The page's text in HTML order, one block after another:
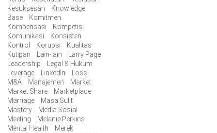
Kesuksesan
Knowledge
Base
Komitmen
Kompensasi
Kompetisi
Komunikasi
Konsisten
Kontrol
Korupsi
Kualitas
Kutipan
Lain-lain
Larry Page
Leadership
Legal & Hukum
Leverage
LinkedIn
Loss
M&A
Manajemen
Market
Market Share
Marketplace
Marriage
Masa Sulit
Mastery
Media Sosial
Meeting
Melanie Perkins
Mental Health
Merek